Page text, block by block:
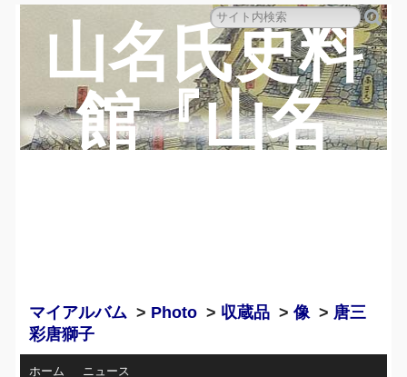
山名氏史料
館『山名
マイアルバム > Photo > 収蔵品 >像> 唐三
彩唐獅子
ホーム ニュース